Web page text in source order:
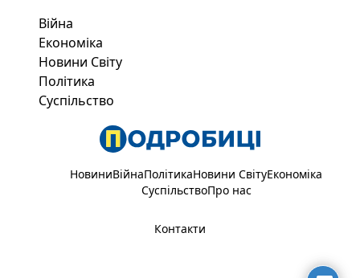
Війна
Економіка
Новини Світу
Політика
Суспільство
НовиниВійнаПолітикаНовини СвітуЕкономіка
СуспільствоПро нас
Контакти